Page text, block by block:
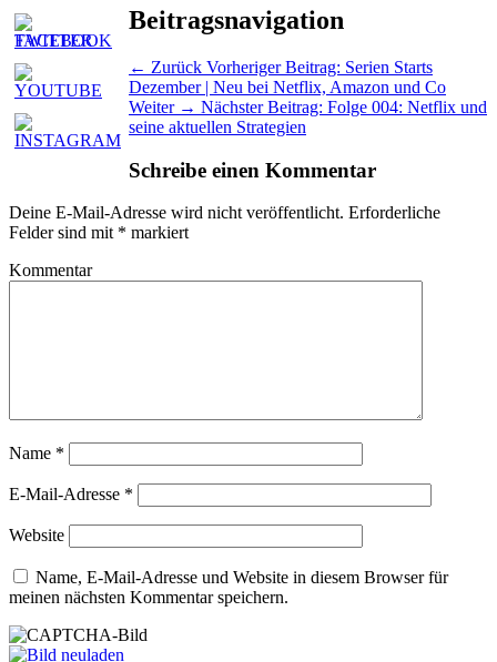
Beitragsnavigation
← Zurück Vorheriger Beitrag: Serien Starts
Dezember | Neu bei Netflix, Amazon und Co
Weiter → Nächster Beitrag: Folge 004: Netflix und
seine aktuellen Strategien
Schreibe einen Kommentar
Deine E-Mail-Adresse wird nicht veröffentlicht. Erforderliche
Felder sind mit * markiert
Kommentar
Name *
E-Mail-Adresse *
Website
Name, E-Mail-Adresse und Website in diesem Browser für
meinen nächsten Kommentar speichern.